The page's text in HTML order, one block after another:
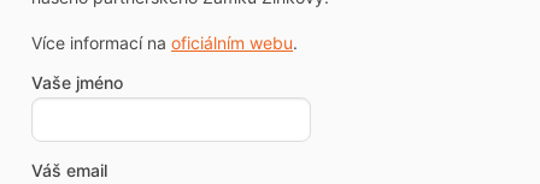
Více informací na oficiálním webu.
Vaše jméno
Váš email